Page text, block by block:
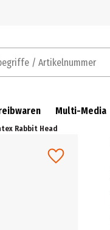
/ Artikelnummer
Multi-Media
Rabbit Head